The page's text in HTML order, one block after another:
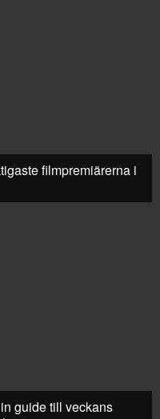
filmpremiärerna i
guide till veckans